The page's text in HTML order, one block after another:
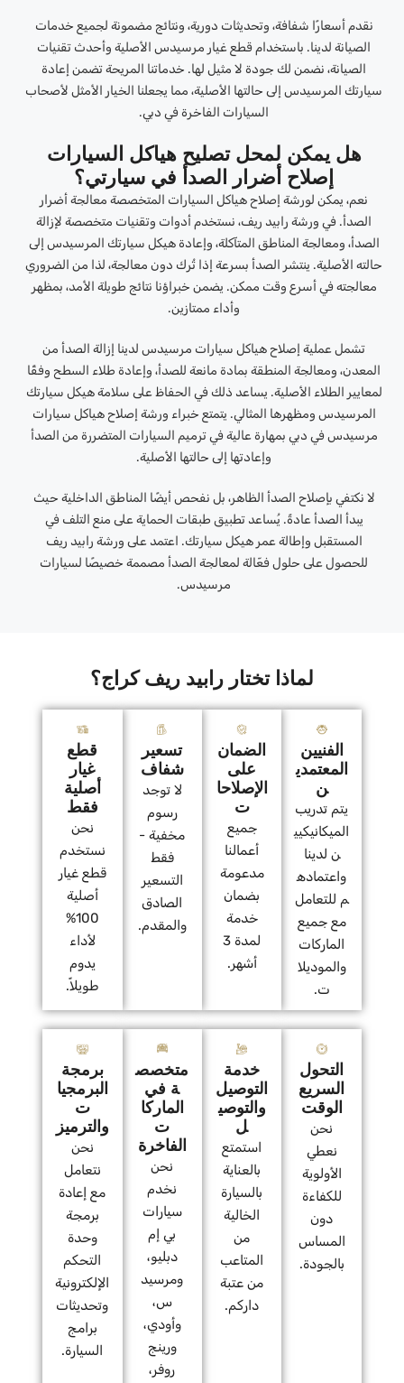
نقدم أسعارًا شفافة، وتحديثات دورية، ونتائج مضمونة لجميع خدمات
الصيانة لدينا. باستخدام قطع غيار مرسيدس الأصلية وأحدث تقنيات
الصيانة، نضمن لك جودة لا مثيل لها. خدماتنا المريحة تضمن إعادة
سيارتك المرسيدس إلى حالتها الأصلية، مما يجعلنا الخيار الأمثل لأصحاب
السيارات الفاخرة في دبي.
هل يمكن لمحل تصليح هياكل السيارات
إصلاح أضرار الصدأ في سيارتي؟
نعم، يمكن لورشة إصلاح هياكل السيارات المتخصصة معالجة أضرار
الصدأ. في ورشة رابيد ريف، نستخدم أدوات وتقنيات متخصصة لإزالة
الصدأ، ومعالجة المناطق المتآكلة، وإعادة هيكل سيارتك المرسيدس إلى
حالته الأصلية. ينتشر الصدأ بسرعة إذا تُرك دون معالجة، لذا من الضروري
معالجته في أسرع وقت ممكن. يضمن خبراؤنا نتائج طويلة الأمد، بمظهر
وأداء ممتازين.
تشمل عملية إصلاح هياكل سيارات مرسيدس لدينا إزالة الصدأ من
المعدن، ومعالجة المنطقة بمادة مانعة للصدأ، وإعادة طلاء السطح وفقًا
لمعايير الطلاء الأصلية. يساعد ذلك في الحفاظ على سلامة هيكل سيارتك
المرسيدس ومظهرها المثالي. يتمتع خبراء ورشة إصلاح هياكل سيارات
مرسيدس في دبي بمهارة عالية في ترميم السيارات المتضررة من الصدأ
وإعادتها إلى حالتها الأصلية.
لا نكتفي بإصلاح الصدأ الظاهر، بل نفحص أيضًا المناطق الداخلية حيث
يبدأ الصدأ عادةً. يُساعد تطبيق طبقات الحماية على منع التلف في
المستقبل وإطالة عمر هيكل سيارتك. اعتمد على ورشة رابيد ريف
للحصول على حلول فعّالة لمعالجة الصدأ مصممة خصيصًا لسيارات
مرسيدس.
لماذا تختار رابيد ريف كراج؟
الفنيين
المعتمدي
ن
يتم تدريب
الميكانيكيي
ن لدينا
واعتماده
م للتعامل
مع جميع
الماركات
والموديلا
ت.
الضمان
على
الإصلاحا
ت
جميع
أعمالنا
مدعومة
بضمان
خدمة
لمدة 3
أشهر.
تسعير
شفاف
لا توجد
رسوم
مخفية -
فقط
التسعير
الصادق
والمقدم.
قطع
غيار
أصلية
فقط
نحن
نستخدم
قطع غيار
أصلية
100%
لأداء
يدوم
طويلاً.
التحول
السريع
الوقت
نحن
نعطي
الأولوية
للكفاءة
دون
المساس
بالجودة.
خدمة
التوصيل
والتوصي
ل
استمتع
بالعناية
بالسيارة
الخالية
من
المتاعب
من عتبة
داركم.
متخصص
ة في
الماركا
ت
الفاخرة
نحن
نخدم
سيارات
بي إم
دبليو،
ومرسيد
س،
وأودي،
ورينج
روفر،
برمجة
البرمجيا
ت
والترميز
نحن
نتعامل
مع إعادة
برمجة
وحدة
التحكم
الإلكترونية
وتحديثات
برامج
السيارة.